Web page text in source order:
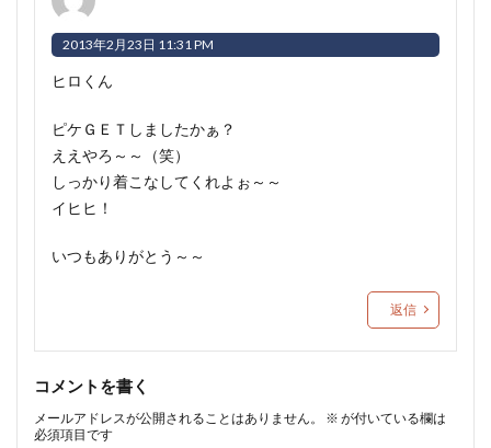
2013年2月23日 11:31 PM
ヒロくん
ピケＧＥＴしましたかぁ？
ええやろ～～（笑）
しっかり着こなしてくれよぉ～～
イヒヒ！
いつもありがとう～～
返信
コメントを書く
メールアドレスが公開されることはありません。 ※ が付いている欄は
必須項目です